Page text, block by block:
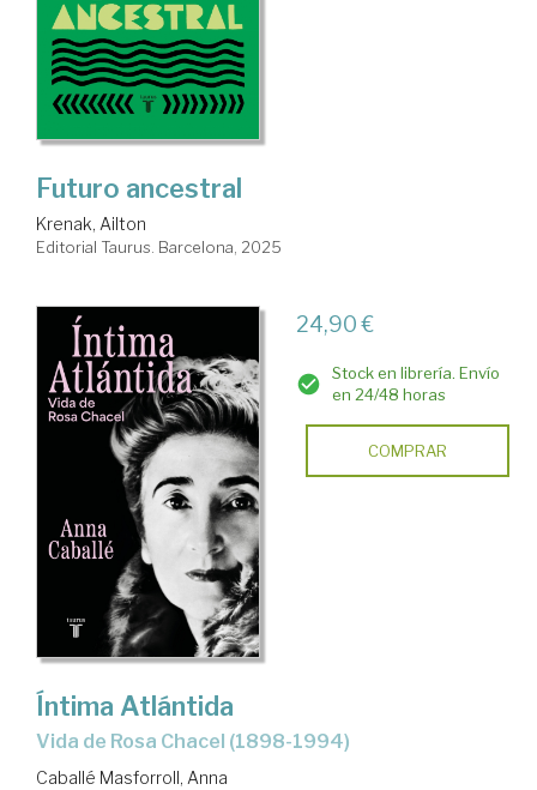
Futuro ancestral
Krenak, Ailton
Editorial Taurus. Barcelona, 2025
24,90 €
Stock en librería. Envío
en 24/48 horas
COMPRAR
Íntima Atlántida
Vida de Rosa Chacel (1898-1994)
Caballé Masforroll, Anna